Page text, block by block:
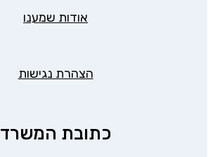
אודות שמענו
הצהרת נגישות
כתובת המשרד